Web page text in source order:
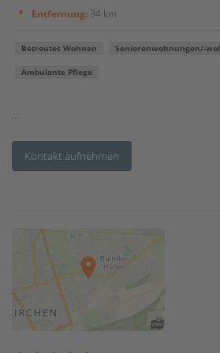
Entfernung: 34 km
Betreutes Wohnen Seniorenwohnungen/-
Ambulante Pflege
...
Kontakt aufnehmen